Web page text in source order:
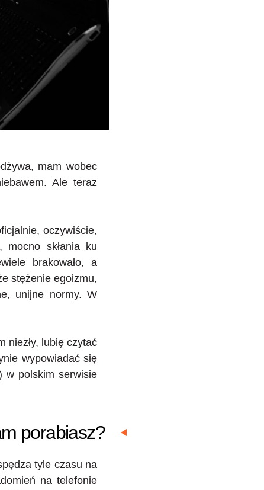
mam wobec
Ale teraz
oczywiście,
mocno skłania ku
brakowało, a
stężenie egoizmu,
unijne normy. W
niezły, lubię czytać
wypowiadać się
w polskim serwisie
porabiasz?
tyle czasu na
na telefonie